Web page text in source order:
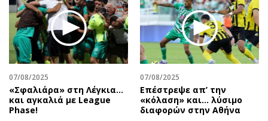
Περιβάλλον
Ελλάδα
Κόσμος
Παράξενα
Πολιτισμός
Σινεμά
Θέατρο-Χορός
Ταξίδια
Συνταγές
Έξοδος
Media
Εκπομπές
Wine routes
Podcasts
07/08/2025
«Σφαλιάρα» στη Λέγκια…
και αγκαλιά με League
Phase!
07/08/2025
Επέστρεψε απ’ την
«κόλαση» και… λύσιμο
διαφορών στην Αθήνα